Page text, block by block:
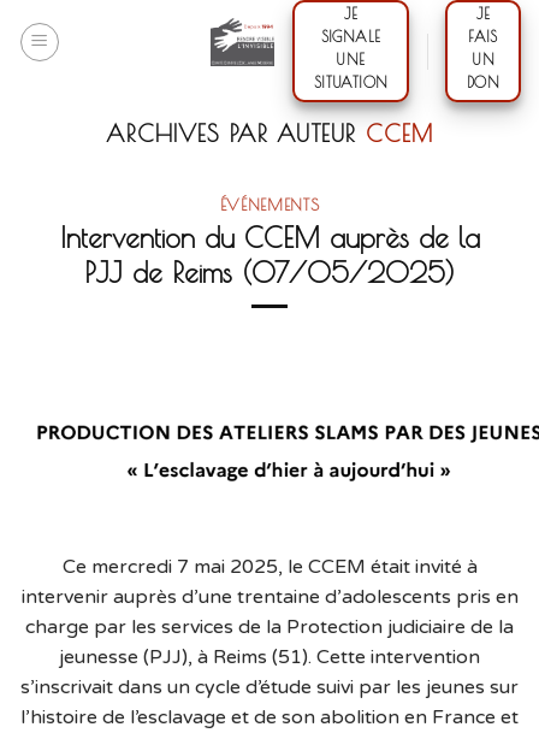
JE
SIGNALE
UNE
SITUATION
JE
FAIS
UN
DON
ARCHIVES PAR AUTEUR CCEM
ÉVÉNEMENTS
Intervention du CCEM auprès de la
PJJ de Reims (07/05/2025)
Ce mercredi 7 mai 2025, le CCEM était invité à
intervenir auprès d’une trentaine d’adolescents pris en
charge par les services de la Protection judiciaire de la
jeunesse (PJJ), à Reims (51). Cette intervention
s’inscrivait dans un cycle d’étude suivi par les jeunes sur
l’histoire de l’esclavage et de son abolition en France et